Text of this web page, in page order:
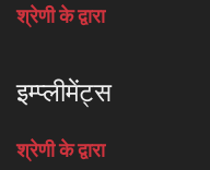
श्रेणी के द्वारा
इम्प्लीमेंट्स
श्रेणी के द्वारा